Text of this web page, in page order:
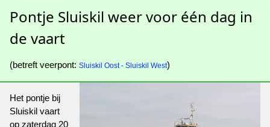
Pontje Sluiskil weer voor één dag in
de vaart
(betreft veerpont: Sluiskil Oost - Sluiskil West)
Het pontje bij
Sluiskil vaart
op zaterdag 20